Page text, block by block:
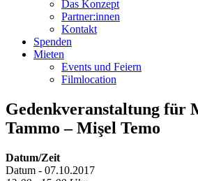
Das Konzept
Partner:innen
Kontakt
Spenden
Mieten
Events und Feiern
Filmlocation
Gedenkveranstaltung für
Tammo – Mişel Temo
Datum/Zeit
Datum - 07.10.2017